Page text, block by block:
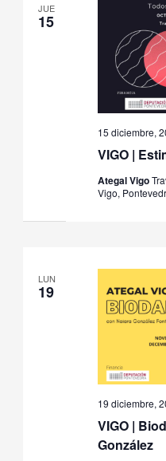
JUE
15
VIGO |
15 diciembre,
Ategal Vigo
Vigo,
LUN
19
VIGO |
González
19 diciembre,